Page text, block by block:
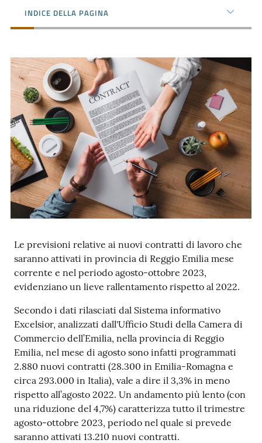
Prenotazioni
on line
Pagamenti
on line
Accedi
Seguici
su
INDICE DELLA PAGINA
Le previsioni relative ai nuovi contratti di lavoro che
saranno attivati in provincia di Reggio Emilia mese
corrente e nel periodo agosto-ottobre 2023,
evidenziano un lieve rallentamento rispetto al 2022.
Secondo i dati rilasciati dal Sistema informativo
Excelsior, analizzati dall'Ufficio Studi della Camera di
Commercio dell’Emilia, nella provincia di Reggio
Emilia, nel mese di agosto sono infatti programmati
2.880 nuovi contratti (28.300 in Emilia-Romagna e
circa 293.000 in Italia), vale a dire il 3,3% in meno
rispetto all’agosto 2022. Un andamento più lento (con
una riduzione del 4,7%) caratterizza tutto il trimestre
agosto-ottobre 2023, periodo nel quale si prevede
saranno attivati 13.210 nuovi contratti.